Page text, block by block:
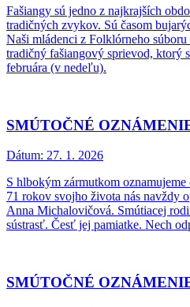
Fašiangy sú jedno z najkrajších
tradičných zvykov. Sú časom
Naši mládenci z Folklórneho
tradičný fašiangový sprievod, ktorý
februára (v nedeľu).
SMÚTOČNÉ
Dátum: 27. 1. 2026
S hlbokým zármutkom
71 rokov svojho života nás navždy
Anna Michalovičová. Smútiacej
sústrasť. Česť jej pamiatke. Nech
SMÚTOČNÉ